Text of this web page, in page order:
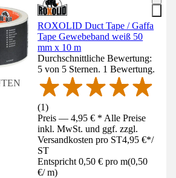
ROXOLID Duct Tape / Gaffa
Tape Gewebeband weiß 50
mm x 10 m
Durchschnittliche Bewertung:
5 von 5 Sternen. 1 Bewertung.
(1)
Preis — 4,95 € * Alle Preise
inkl. MwSt. und ggf. zzgl.
Versandkosten pro ST4,95 €*/
ST
Entspricht 0,50 € pro m(0,50
€/ m)